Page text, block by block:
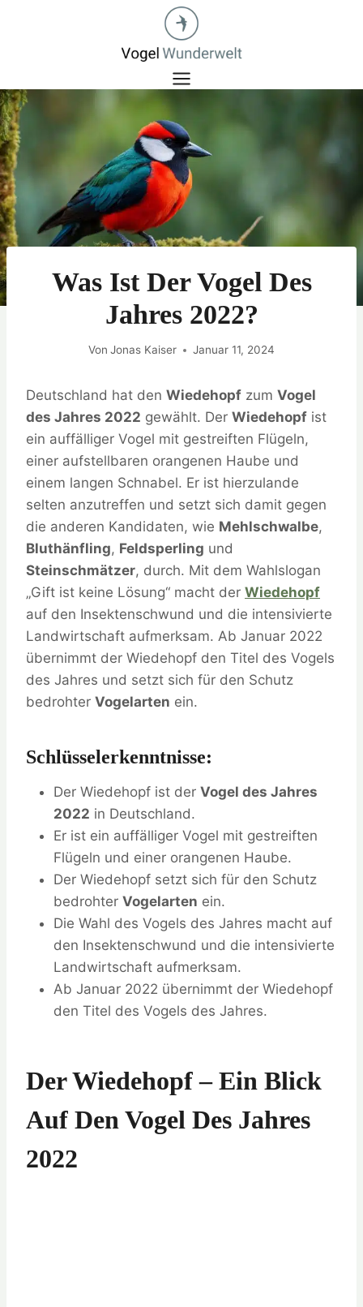
Was Ist Der Vogel Des
Jahres 2022?
Von Jonas Kaiser Januar 11, 2024
Deutschland hat den Wiedehopf zum Vogel
des Jahres 2022 gewählt. Der Wiedehopf ist
ein auffälliger Vogel mit gestreiften Flügeln,
einer aufstellbaren orangenen Haube und
einem langen Schnabel. Er ist hierzulande
selten anzutreffen und setzt sich damit gegen
die anderen Kandidaten, wie Mehlschwalbe,
Bluthänfling, Feldsperling und
Steinschmätzer, durch. Mit dem Wahlslogan
„Gift ist keine Lösung“ macht der Wiedehopf
auf den Insektenschwund und die intensivierte
Landwirtschaft aufmerksam. Ab Januar 2022
übernimmt der Wiedehopf den Titel des Vogels
des Jahres und setzt sich für den Schutz
bedrohter Vogelarten ein.
Schlüsselerkenntnisse:
Der Wiedehopf ist der Vogel des Jahres
2022 in Deutschland.
Er ist ein auffälliger Vogel mit gestreiften
Flügeln und einer orangenen Haube.
Der Wiedehopf setzt sich für den Schutz
bedrohter Vogelarten ein.
Die Wahl des Vogels des Jahres macht auf
den Insektenschwund und die intensivierte
Landwirtschaft aufmerksam.
Ab Januar 2022 übernimmt der Wiedehopf
den Titel des Vogels des Jahres.
Der Wiedehopf – Ein Blick
Auf Den Vogel Des Jahres
2022